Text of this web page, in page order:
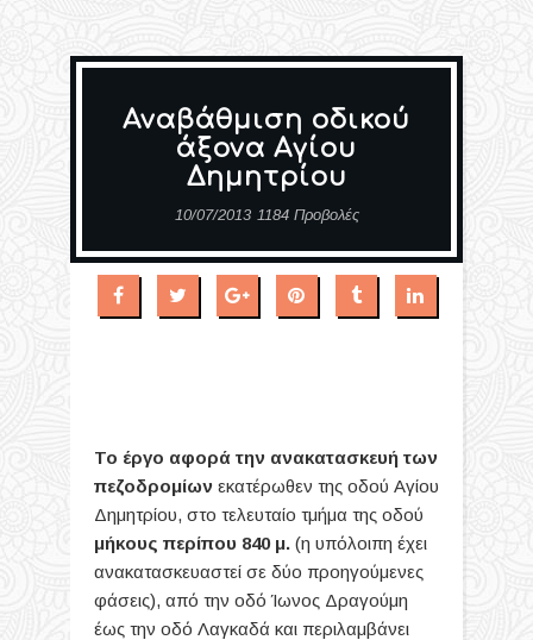
Αναβάθμιση οδικού
άξονα Αγίου
Δημητρίου
10/07/2013 1184 Προβολές
Το έργο αφορά την ανακατασκευή των
πεζοδρομίων εκατέρωθεν της οδού Αγίου
Δημητρίου, στο τελευταίο τμήμα της οδού
μήκους περίπου 840 μ. (η υπόλοιπη έχει
ανακατασκευαστεί σε δύο προηγούμενες
φάσεις), από την οδό Ίωνος Δραγούμη
έως την οδό Λαγκαδά και περιλαμβάνει